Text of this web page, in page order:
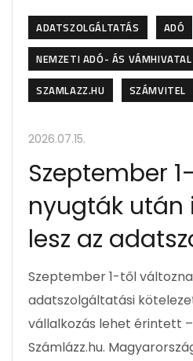
ADATSZOLGÁLTATÁS ADÓ
NEMZETI ADÓ- ÁS
SZAMLAZZ.HU
SZÁMVITEL
2026.07.15.
Szeptember
nyugták után
lesz az
Szeptember 1-től
adatszolgáltatási
vállalkozás lehet érintett
Számlázz.hu.